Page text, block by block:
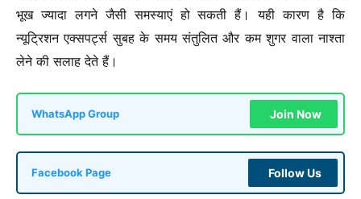
भूख ज्यादा लगने जैसी समस्याएं हो सकती हैं। यही कारण है कि
न्यूट्रिशन एक्सपर्ट्स सुबह के समय संतुलित और कम शुगर वाला नाश्ता
लेने की सलाह देते हैं।
WhatsApp Group Join Now
Facebook Page Follow Us